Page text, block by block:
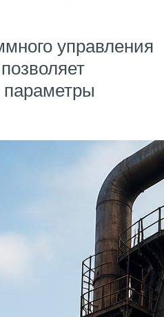
управления
параметры